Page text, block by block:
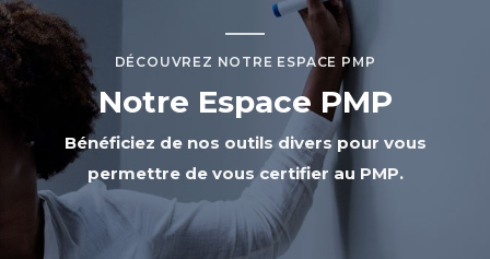
DÉCOUVREZ NOTRE ESPACE PMP
Notre Espace PMP
Bénéficiez de nos outils divers pour vous
permettre de vous certifier au PMP.